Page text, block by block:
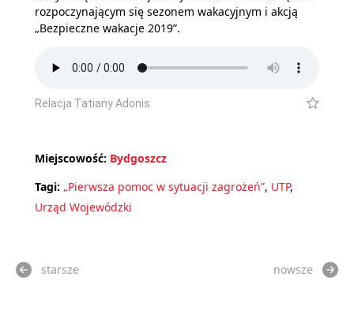
rozpoczynającym się sezonem wakacyjnym i akcją
„Bezpieczne wakacje 2019”.
Relacja Tatiany Adonis
Miejscowość: Bydgoszcz
Tagi: „Pierwsza pomoc w sytuacji zagrożeń”, UTP,
Urząd Wojewódzki
starsze nowsze